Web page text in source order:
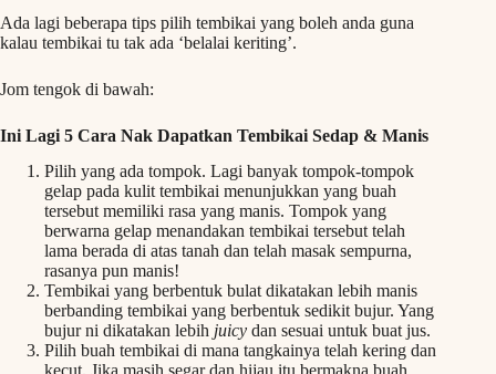
Ada lagi beberapa tips pilih tembikai yang boleh anda guna
kalau tembikai tu tak ada ‘belalai keriting’.
Jom tengok di bawah:
Ini Lagi 5 Cara Nak Dapatkan Tembikai Sedap & Manis
Pilih yang ada tompok. Lagi banyak tompok-tompok
gelap pada kulit tembikai menunjukkan yang buah
tersebut memiliki rasa yang manis. Tompok yang
berwarna gelap menandakan tembikai tersebut telah
lama berada di atas tanah dan telah masak sempurna,
rasanya pun manis!
Tembikai yang berbentuk bulat dikatakan lebih manis
berbanding tembikai yang berbentuk sedikit bujur. Yang
bujur ni dikatakan lebih juicy dan sesuai untuk buat jus.
Pilih buah tembikai di mana tangkainya telah kering dan